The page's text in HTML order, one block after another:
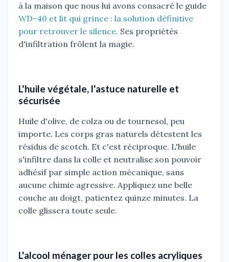
à la maison que nous lui avons consacré le guide
WD-40 et lit qui grince : la solution définitive
pour retrouver le silence. Ses propriétés
d'infiltration frôlent la magie.
L'huile végétale, l'astuce naturelle et
sécurisée
Huile d'olive, de colza ou de tournesol, peu
importe. Les corps gras naturels détestent les
résidus de scotch. Et c'est réciproque. L'huile
s'infiltre dans la colle et neutralise son pouvoir
adhésif par simple action mécanique, sans
aucune chimie agressive. Appliquez une belle
couche au doigt, patientez quinze minutes. La
colle glissera toute seule.
L'alcool ménager pour les colles acryliques